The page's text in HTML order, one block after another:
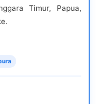
Timur, Papua,